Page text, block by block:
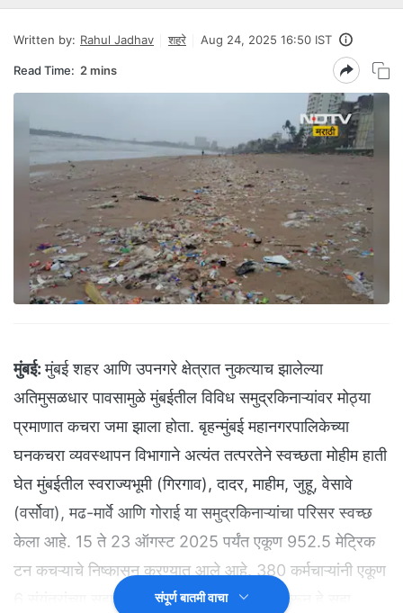
Written by: Rahul Jadhav शहरे Aug 24, 2025 16:50 IST
Read Time: 2 mins
मुंबई: मुंबई शहर आणि उपनगरे क्षेत्रात नुकत्याच झालेल्या
अतिमुसळधार पावसामुळे मुंबईतील विविध समुद्रकिनाऱ्यांवर मोठ्या
प्रमाणात कचरा जमा झाला होता. बृहन्मुंबई महानगरपालिकेच्या
घनकचरा व्यवस्थापन विभागाने अत्यंत तत्परतेने स्वच्छता मोहीम हाती
घेत मुंबईतील स्वराज्यभूमी (गिरगाव), दादर, माहीम, जुहू, वेसावे
(वर्सोवा), मढ-मार्वे आणि गोराई या समुद्रकिनाऱ्यांचा परिसर स्वच्छ
केला आहे. 15 ते 23 ऑगस्ट 2025 पर्यंत एकूण 952.5 मेट्रिक
टन कचऱ्याचे निष्कासन करण्यात आले आहे. 380 कर्मचाऱ्यांनी एकूण
6 संयंत्रांच्या सहाय्याने 24 x 7 अथक प्रयत्न करून हे सहा
संपूर्ण बातमी वाचा